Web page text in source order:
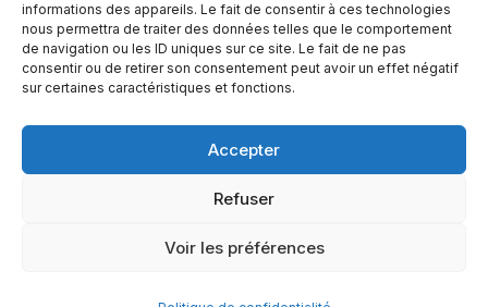
informations des appareils. Le fait de consentir à ces technologies
nous permettra de traiter des données telles que le comportement
de navigation ou les ID uniques sur ce site. Le fait de ne pas
consentir ou de retirer son consentement peut avoir un effet négatif
sur certaines caractéristiques et fonctions.
Accepter
Refuser
Voir les préférences
Zidane équipe de France : pourquoi son arrivée
ouvre une nouvelle ère chez les Bleus
juillet 31, 2026
France – Espagne : parcours des Bleus et
projection avant la demi-finale de la Coupe du